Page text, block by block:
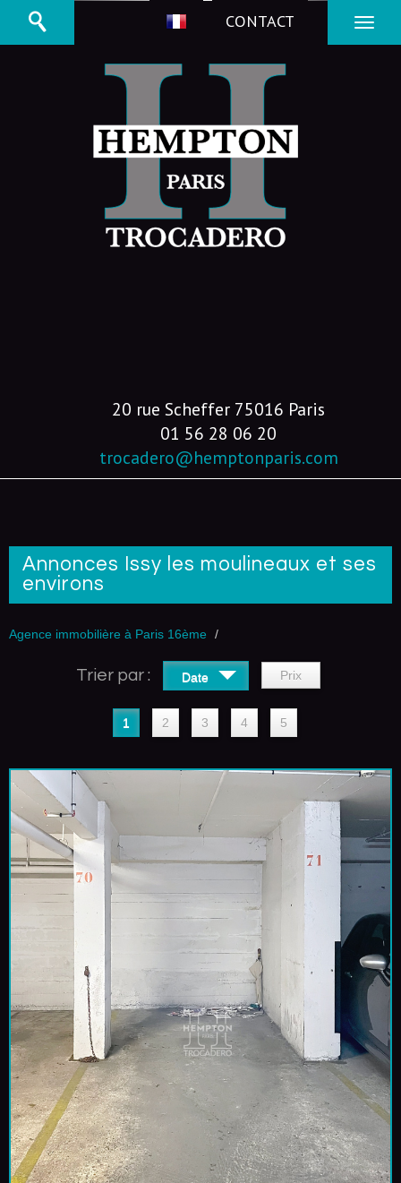
CONTACT
20 rue Scheffer 75016 Paris
01 56 28 06 20
trocadero@hemptonparis.com
Annonces Issy les moulineaux et ses
environs
Agence immobilière à Paris 16ème
Trier par : Date Prix
1 2 3 4 5